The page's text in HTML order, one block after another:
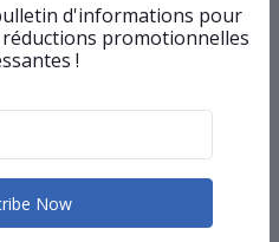
en dentelle - Ensemble
pièces - Col élastique & String
deux pièces - Col en V &
d'informations pour
promotionnelles
!
Now